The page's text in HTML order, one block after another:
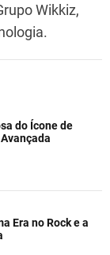
Wikkiz,
do Ícone de
Era no Rock e a